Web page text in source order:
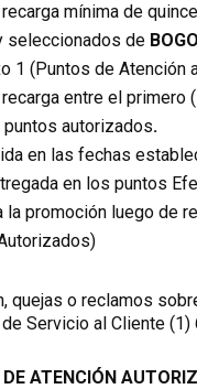
mínima de
seleccionados de
1 (Puntos de Atención
entre el
autorizados.
en las fechas
en los puntos
la promoción luego de
quejas o reclamos
Servicio al Cliente
ATENCIÓN